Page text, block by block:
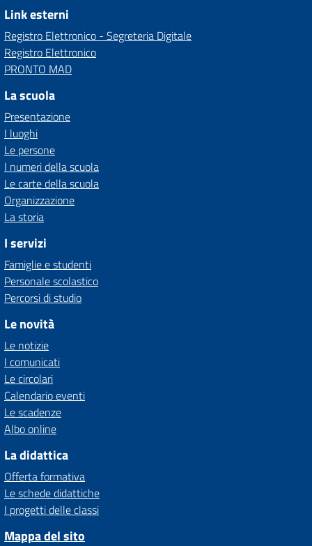
Link esterni
Registro Elettronico - Segreteria Digitale
Registro Elettronico
PRONTO MAD
La scuola
Presentazione
I luoghi
Le persone
I numeri della scuola
Le carte della scuola
Organizzazione
La storia
I servizi
Famiglie e studenti
Personale scolastico
Percorsi di studio
Le novità
Le notizie
I comunicati
Le circolari
Calendario eventi
Le scadenze
Albo online
La didattica
Offerta formativa
Le schede didattiche
I progetti delle classi
Mappa del sito